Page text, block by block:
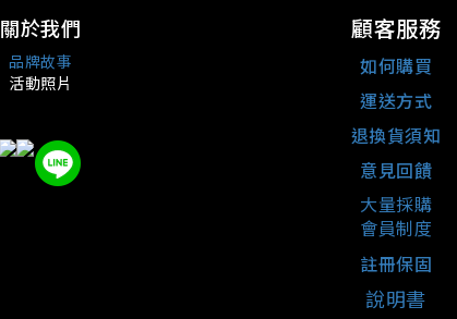
關於我們
品牌故事
活動照片
顧客服務
如何購買
運送方式
退換貨須知
意見回饋
大量採購
會員制度
註冊保固
說明書